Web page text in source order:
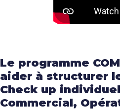
Le programme
aider à structurer
Check up
Commercial,